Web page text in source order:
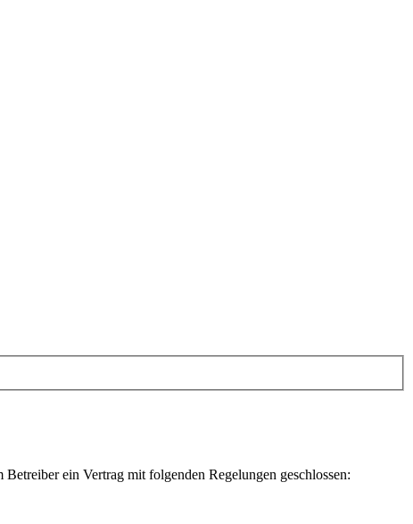
ein Vertrag mit folgenden Regelungen geschlossen: